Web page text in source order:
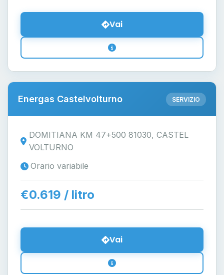
Vai
Energas Castelvolturno SERVIZIO
DOMITIANA KM 47+500 81030, CASTEL
VOLTURNO
Orario variabile
€0.619 / litro
Vai